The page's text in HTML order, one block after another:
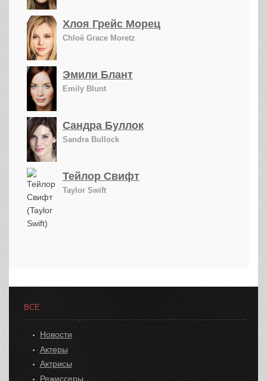
Хлоя Грейс Морец
Chloë Grace Moretz
Эмили Блант
Emily Blunt
Сандра Буллок
Sandra Bullock
Тейлор Свифт
Taylor Swift
ВСЕ
Новости
Актеры
Актрисы
Режиссеры